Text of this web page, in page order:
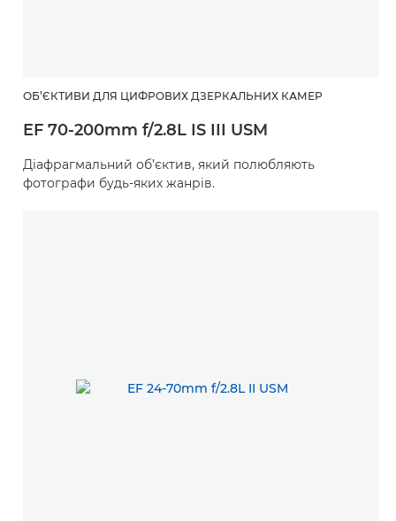
ОБ’ЄКТИВИ ДЛЯ ЦИФРОВИХ ДЗЕРКАЛЬНИХ КАМЕР
EF 70-200mm f/2.8L IS III USM
Діафрагмальний об’єктив, який полюбляють
фотографи будь-яких жанрів.